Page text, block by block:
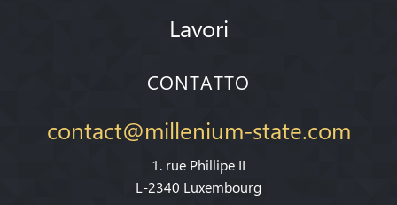
Lavori
CONTATTO
contact@millenium-state.com
1. rue Phillipe II
L-2340 Luxembourg